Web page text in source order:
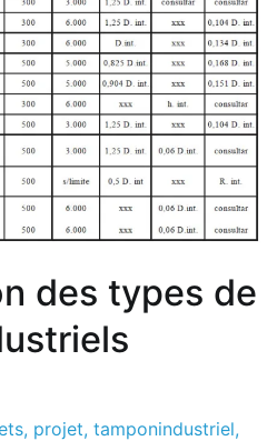
des types de
, projet, tamponindustriel,